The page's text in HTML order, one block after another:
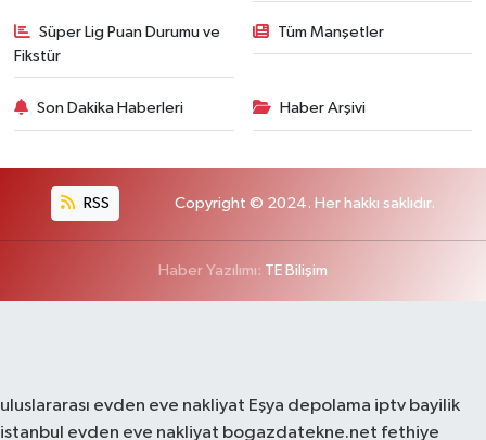
Süper Lig Puan Durumu ve
Fikstür
Tüm Manşetler
Son Dakika Haberleri Haber Arşivi
RSS Copyright © 2024. Her hakkı saklıdır.
Haber Yazılımı: TE Bilişim
uluslararası evden eve nakliyat Eşya depolama iptv bayilik
istanbul evden eve nakliyat bogazdatekne.net fethiye